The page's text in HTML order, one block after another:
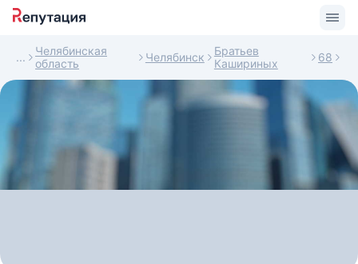
Челябинская
область
Челябинск
Братьев
Кашириных
68